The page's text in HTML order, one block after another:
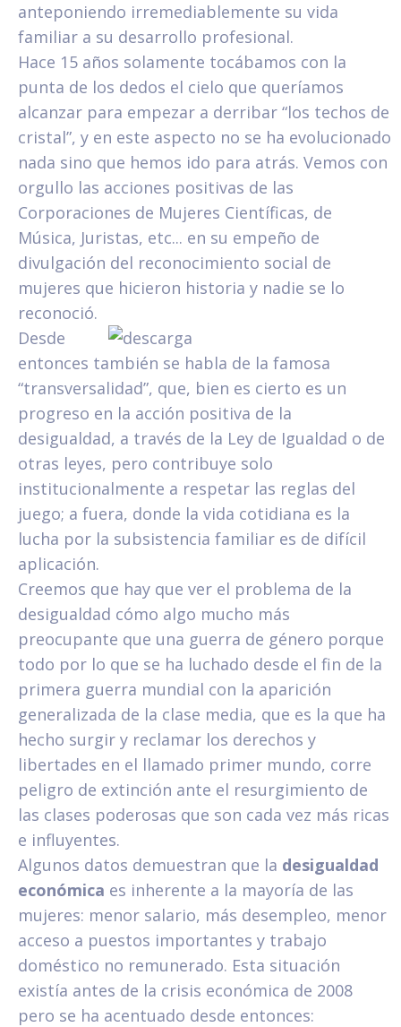
anteponiendo irremediablemente su vida
familiar a su desarrollo profesional.
Hace 15 años solamente tocábamos con la
punta de los dedos el cielo que queríamos
alcanzar para empezar a derribar “los techos de
cristal”, y en este aspecto no se ha evolucionado
nada sino que hemos ido para atrás. Vemos con
orgullo las acciones positivas de las
Corporaciones de Mujeres Científicas, de
Música, Juristas, etc... en su empeño de
divulgación del reconocimiento social de
mujeres que hicieron historia y nadie se lo
reconoció.
Desde
entonces también se habla de la famosa
“transversalidad”, que, bien es cierto es un
progreso en la acción positiva de la
desigualdad, a través de la Ley de Igualdad o de
otras leyes, pero contribuye solo
institucionalmente a respetar las reglas del
juego; a fuera, donde la vida cotidiana es la
lucha por la subsistencia familiar es de difícil
aplicación.
Creemos que hay que ver el problema de la
desigualdad cómo algo mucho más
preocupante que una guerra de género porque
todo por lo que se ha luchado desde el fin de la
primera guerra mundial con la aparición
generalizada de la clase media, que es la que ha
hecho surgir y reclamar los derechos y
libertades en el llamado primer mundo, corre
peligro de extinción ante el resurgimiento de
las clases poderosas que son cada vez más ricas
e influyentes.
Algunos datos demuestran que la desigualdad
económica es inherente a la mayoría de las
mujeres: menor salario, más desempleo, menor
acceso a puestos importantes y trabajo
doméstico no remunerado. Esta situación
existía antes de la crisis económica de 2008
pero se ha acentuado desde entonces: